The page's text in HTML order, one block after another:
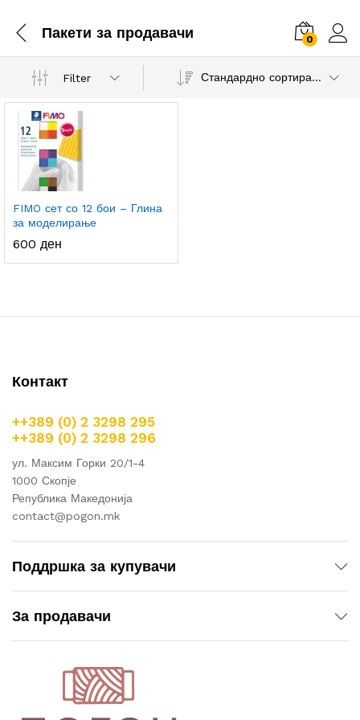
Пакети за продавачи 0
Filter Стандардно сортирање
FIMO сет со 12 бои – Глина
за моделирање
600 ден
Контакт
++389 (0) 2 3298 295
++389 (0) 2 3298 296
ул. Максим Горки 20/1-4
1000 Скопје
Република Македонија
contact@pogon.mk
Поддршка за купувачи
За продавачи